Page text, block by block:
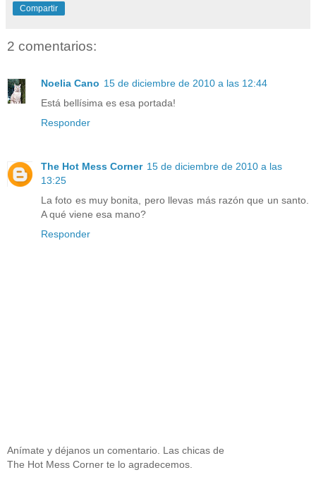
Compartir
2 comentarios:
Noelia Cano 15 de diciembre de 2010 a las 12:44
Está bellísima es esa portada!
Responder
The Hot Mess Corner 15 de diciembre de 2010 a las
13:25
La foto es muy bonita, pero llevas más razón que un santo.
A qué viene esa mano?
Responder
Anímate y déjanos un comentario. Las chicas de
The Hot Mess Corner te lo agradecemos.